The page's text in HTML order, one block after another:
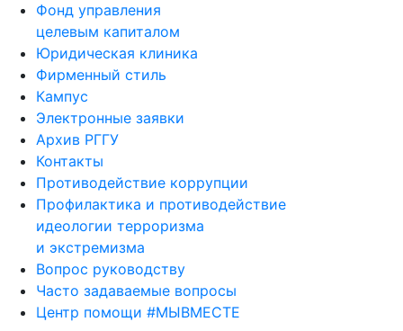
Фонд управления
целевым капиталом
Юридическая клиника
Фирменный стиль
Кампус
Электронные заявки
Архив РГГУ
Контакты
Противодействие коррупции
Профилактика и противодействие
идеологии терроризма
и экстремизма
Вопрос руководству
Часто задаваемые вопросы
Центр помощи #МЫВМЕСТЕ